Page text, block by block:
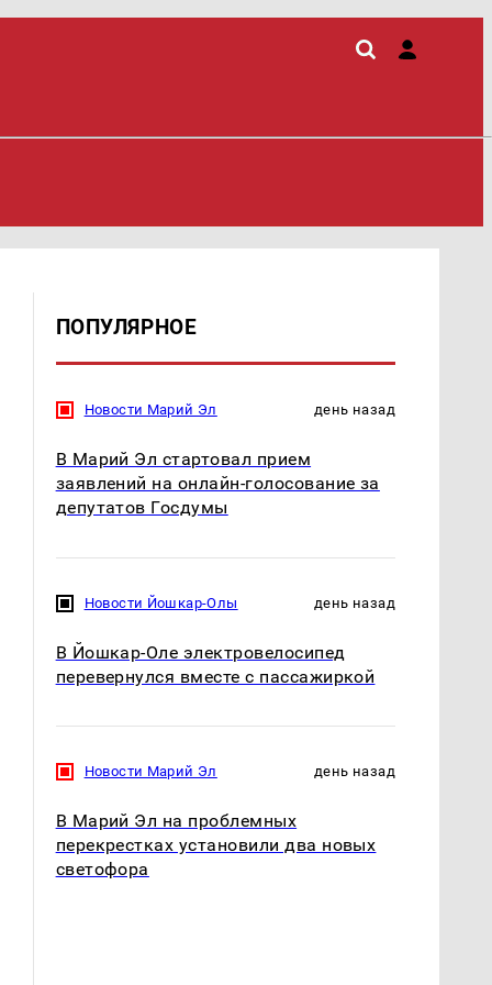
ПОПУЛЯРНОЕ
Новости Марий Эл день назад
В Марий Эл стартовал прием
заявлений на онлайн-голосование за
депутатов Госдумы
Новости Йошкар-Олы день назад
В Йошкар-Оле электровелосипед
перевернулся вместе с пассажиркой
Новости Марий Эл день назад
В Марий Эл на проблемных
перекрестках установили два новых
светофора